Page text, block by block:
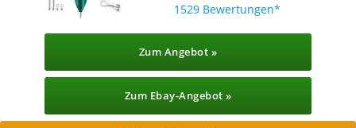
1529 Bewertungen
Zum Angebot »
Zum Ebay-Angebot »